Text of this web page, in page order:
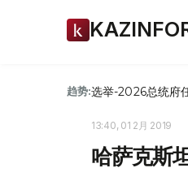
趋势:选举-2026总统府
13:40, 01 2月 2019
哈萨克斯